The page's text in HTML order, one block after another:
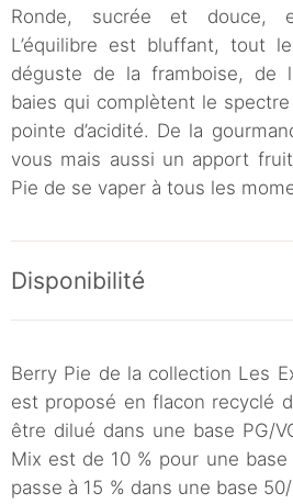
Ronde, sucrée et douce,
L’équilibre est bluffant, tout
déguste de la framboise, de
baies qui complètent le
pointe d’acidité. De la
vous mais aussi un apport
Pie de se vaper à tous les
Disponibilité
Berry Pie de la collection Les
est proposé en flacon recyclé
être dilué dans une base PG/
Mix est de 10 % pour une
passe à 15 % dans une base